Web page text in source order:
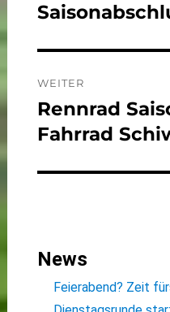
Beitrag:
WEITER
Nächster
Beitrag:
Rennrad
Fahrrad
News
Feierabend? Zeit